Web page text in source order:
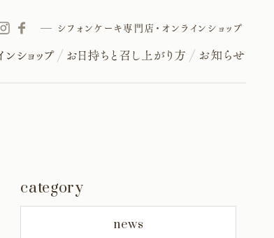
シフォンケーキ専門店・オンラインショップ
category
news